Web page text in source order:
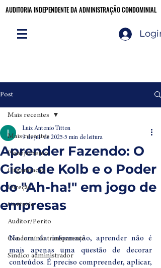
AUDITORIA INDEPENDENTE DA ADMINISTRAÇÃO CONDOMINIAL
AUDITORIA INDEPENDENTE DA ADMINISTRAÇÃO CONDOMINIAL
Login
Post
Mais recentes
Planejamento
Organização
Direção
Controle
Auditor/Perito
Condomínio transparente
Sindico administrador
Mais recentes
Aprender Fazendo: O
Ciclo de Kolb e o Poder
do "Ah-ha!" em jogo de
empresas
Luiz Antonio Titton
9 de jul. de 2025 5 min de leitura
Na era da informação, aprender não é
mais apenas uma questão de decorar
conteúdos. É preciso compreender, aplicar,